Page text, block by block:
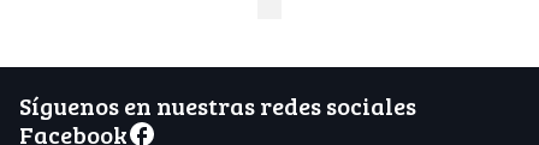
Síguenos en nuestras redes sociales
Facebook